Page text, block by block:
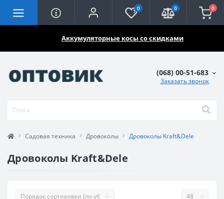
Аккумуляторные косы со скидками
0 0 0
(068) 00-51-683
Заказать звонок
Садовая техника Дровоколы Дровоколы Kraft&Dele
Дровоколы Kraft&Dele